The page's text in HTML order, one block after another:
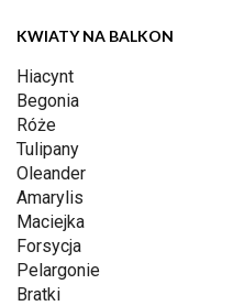
KWIATY NA BALKON
Hiacynt
Begonia
Róże
Tulipany
Oleander
Amarylis
Maciejka
Forsycja
Pelargonie
Bratki